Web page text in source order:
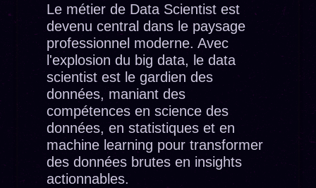
Le métier de Data Scientist est
devenu central dans le paysage
professionnel moderne. Avec
l'explosion du big data, le data
scientist est le gardien des
données, maniant des
compétences en science des
données, en statistiques et en
machine learning pour transformer
des données brutes en insights
actionnables.